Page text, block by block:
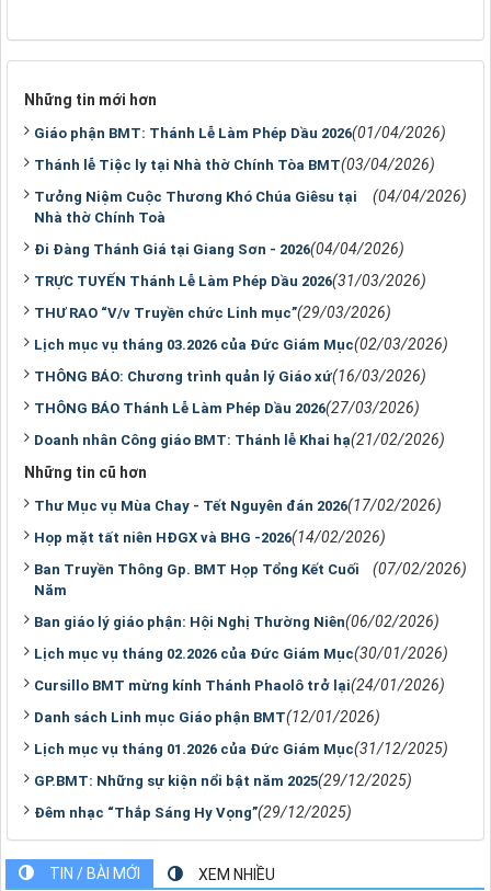
Những tin mới hơn
Giáo phận BMT: Thánh Lễ Làm Phép Dầu 2026(01/04/2026)
Thánh lễ Tiệc ly tại Nhà thờ Chính Tòa BMT(03/04/2026)
Tưởng Niệm Cuộc Thương Khó Chúa Giêsu tại
Nhà thờ Chính Toà
(04/04/2026)
Đi Đàng Thánh Giá tại Giang Sơn - 2026(04/04/2026)
TRỰC TUYẾN Thánh Lễ Làm Phép Dầu 2026(31/03/2026)
THƯ RAO “V/v Truyền chức Linh mục”(29/03/2026)
Lịch mục vụ tháng 03.2026 của Đức Giám Mục(02/03/2026)
THÔNG BÁO: Chương trình quản lý Giáo xứ(16/03/2026)
THÔNG BÁO Thánh Lễ Làm Phép Dầu 2026(27/03/2026)
Doanh nhân Công giáo BMT: Thánh lễ Khai hạ(21/02/2026)
Những tin cũ hơn
Thư Mục vụ Mùa Chay - Tết Nguyên đán 2026(17/02/2026)
Họp mặt tất niên HĐGX và BHG -2026(14/02/2026)
Ban Truyền Thông Gp. BMT Họp Tổng Kết Cuối
Năm
(07/02/2026)
Ban giáo lý giáo phận: Hội Nghị Thường Niên(06/02/2026)
Lịch mục vụ tháng 02.2026 của Đức Giám Mục(30/01/2026)
Cursillo BMT mừng kính Thánh Phaolô trở lại(24/01/2026)
Danh sách Linh mục Giáo phận BMT(12/01/2026)
Lịch mục vụ tháng 01.2026 của Đức Giám Mục(31/12/2025)
GP.BMT: Những sự kiện nổi bật năm 2025(29/12/2025)
Đêm nhạc “Thắp Sáng Hy Vọng”(29/12/2025)
TIN / BÀI MỚI XEM NHIỀU